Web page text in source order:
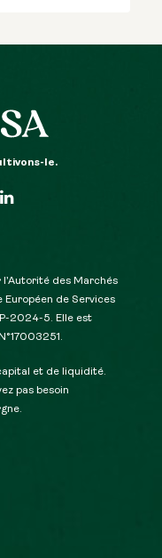
le.
des Marchés
Européen de Services
2024-5. Elle est
et de liquidité.
pas besoin